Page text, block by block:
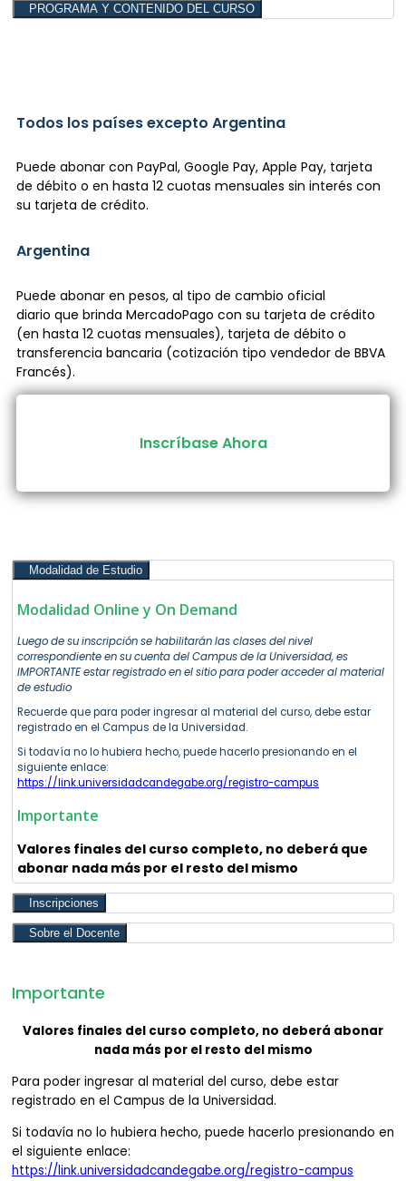
PROGRAMA Y CONTENIDO DEL CURSO
Todos los países excepto Argentina
Puede abonar con PayPal, Google Pay, Apple Pay, tarjeta
de débito o en hasta 12 cuotas mensuales sin interés con
su tarjeta de crédito.
Argentina
Puede abonar en pesos, al tipo de cambio oficial
diario que brinda MercadoPago con su tarjeta de crédito
(en hasta 12 cuotas mensuales), tarjeta de débito o
transferencia bancaria (cotización tipo vendedor de BBVA
Francés).
Inscríbase Ahora
Modalidad de Estudio
Modalidad Online y On Demand
Luego de su inscripción se habilitarán las clases del nivel
correspondiente en su cuenta del Campus de la Universidad, es
IMPORTANTE estar registrado en el sitio para poder acceder al material
de estudio
Recuerde que para poder ingresar al material del curso, debe estar
registrado en el Campus de la Universidad.
Si todavía no lo hubiera hecho, puede hacerlo presionando en el
siguiente enlace:
https://link.universidadcandegabe.org/registro-campus
Importante
Valores finales del curso completo, no deberá que
abonar nada más por el resto del mismo
Inscripciones
Sobre el Docente
Importante
Valores finales del curso completo, no deberá abonar
nada más por el resto del mismo
Para poder ingresar al material del curso, debe estar
registrado en el Campus de la Universidad.
Si todavía no lo hubiera hecho, puede hacerlo presionando en
el siguiente enlace:
https://link.universidadcandegabe.org/registro-campus